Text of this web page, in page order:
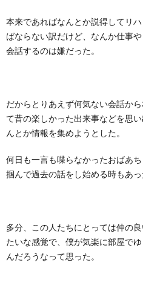
本来であればなんとか説得してリ
ばならない訳だけど、なんか仕事
会話するのは嫌だった。
だからとりあえず何気ない会話か
て昔の楽しかった出来事などを思
んとか情報を集めようとした。
何日も一言も喋らなかったおばあ
掴んで過去の話をし始める時もあっ
多分、この人たちにとっては仲の
たいな感覚で、僕が気楽に部屋で
んだろうなって思った。